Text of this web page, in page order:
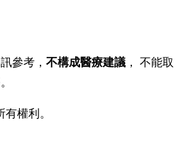
參考， 不構成醫療建議 ， 不能取
權利。